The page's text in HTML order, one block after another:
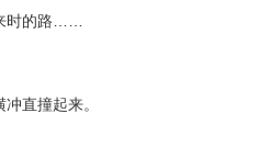
时的路……
直撞起来。